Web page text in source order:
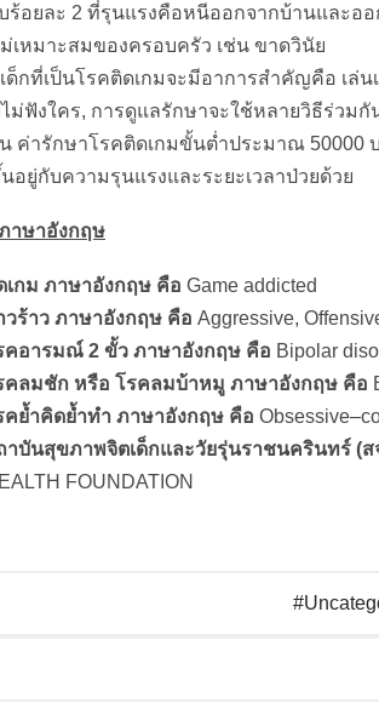
ร้อยละ 2 ที่รุนแรงคือหนีออกจากบ้านและอ
เหมาะสมของครอบครัว เช่น ขาดวินัย
กที่เป็นโรคติดเกมจะมีอาการสำคัญคือ เล่น
ไม่ฟังใคร, การดูแลรักษาจะใช้หลายวิธีร่วม
น ค่ารักษาโรคติดเกมขั้นต่ำประมาณ 50000
อยู่กับความรุนแรงและระยะเวลาป่วยด้วย
าษาอังกฤษ
เกม ภาษาอังกฤษ คือ Game addicted
วร้าว ภาษาอังกฤษ คือ Aggressive,
คอารมณ์ 2 ขั้ว ภาษาอังกฤษ คือ Bipolar
คลมชัก หรือ โรคลมบ้าหมู ภาษาอังกฤษ คือ
คย้ำคิดย้ำทำ ภาษาอังกฤษ คือ
าบันสุขภาพจิตเด็กและวัยรุ่นราชนครินทร์ (
FOUNDATION